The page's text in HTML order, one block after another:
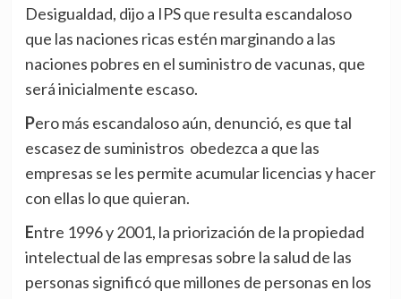
Desigualdad, dijo a IPS que resulta escandaloso
que las naciones ricas estén marginando a las
naciones pobres en el suministro de vacunas, que
será inicialmente escaso.
Pero más escandaloso aún, denunció, es que tal
escasez de suministros obedezca a que las
empresas se les permite acumular licencias y hacer
con ellas lo que quieran.
Entre 1996 y 2001, la priorización de la propiedad
intelectual de las empresas sobre la salud de las
personas significó que millones de personas en los